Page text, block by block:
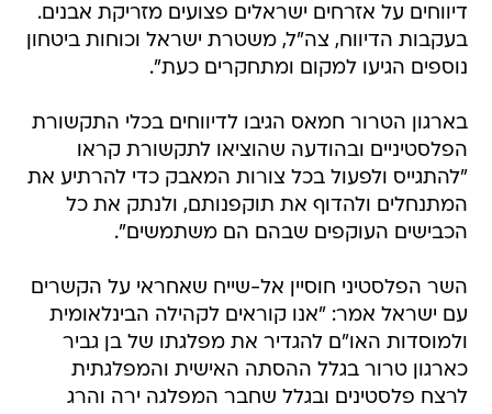
דיווחים על אזרחים ישראלים פצועים מזריקת אבנים.
בעקבות הדיווח, צה"ל, משטרת ישראל וכוחות ביטחון
נוספים הגיעו למקום ומתחקרים כעת".
בארגון הטרור חמאס הגיבו לדיווחים בכלי התקשורת
הפלסטיניים ובהודעה שהוציאו לתקשורת קראו
"להתגייס ולפעול בכל צורות המאבק כדי להרתיע את
המתנחלים ולהדוף את תוקפנותם, ולנתק את כל
הכבישים העוקפים שבהם הם משתמשים".
השר הפלסטיני חוסיין אל-שייח שאחראי על הקשרים
עם ישראל אמר: "אנו קוראים לקהילה הבינלאומית
ולמוסדות האו"ם להגדיר את מפלגתו של בן גביר
כארגון טרור בגלל ההסתה האישית והמפלגתית
לרצח פלסטינים ובגלל שחבר המפלגה ירה והרג